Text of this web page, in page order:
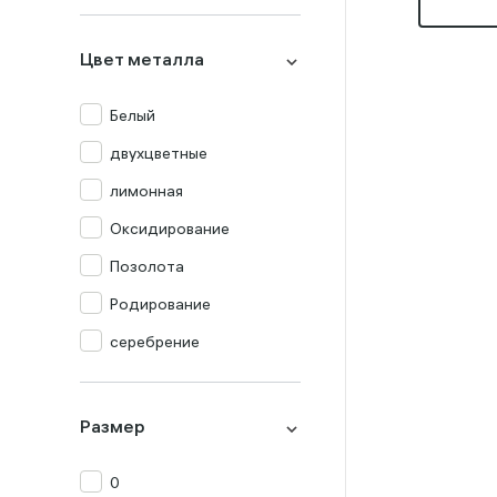
Перламутр
Празиолит
Прочие
Раух-топаз
Родолит
Рубин
Сапфир
Топаз
Хризолит
Цвет металла
Белый
двухцветные
лимонная
Оксидирование
Позолота
Родирование
серебрение
Размер
0